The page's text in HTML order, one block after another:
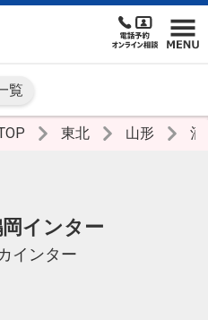
覧
東北 山形
インター
インター